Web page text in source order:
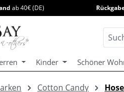
ab 40€ (DE)
Kinder Schöner
Cotton Candy